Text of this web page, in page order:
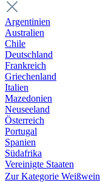
Argentinien
Australien
Chile
Deutschland
Frankreich
Griechenland
Italien
Mazedonien
Neuseeland
Österreich
Portugal
Spanien
Südafrika
Vereinigte Staaten
Zur Kategorie Weißwein